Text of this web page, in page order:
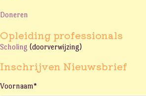
Doneren
Opleiding professionals
Scholing (doorverwijzing)
Inschrijven Nieuwsbrief
Voornaam*